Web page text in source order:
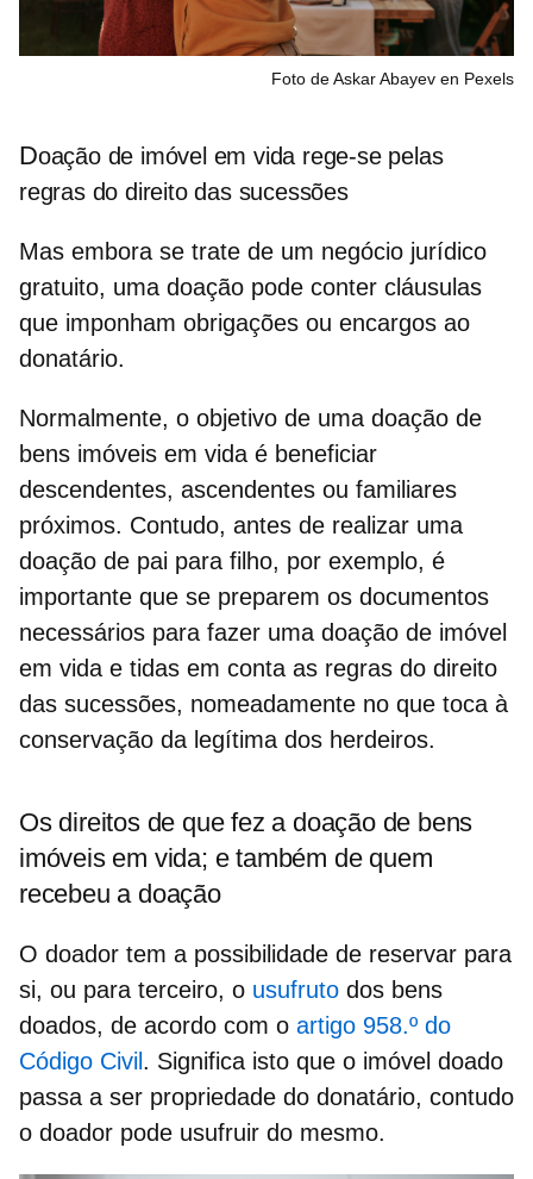
Foto de Askar Abayev en Pexels
Doação de imóvel em vida rege-se pelas
regras do direito das sucessões
Mas embora se trate de um negócio jurídico
gratuito, uma doação pode conter cláusulas
que imponham obrigações ou encargos ao
donatário.
Normalmente, o objetivo de uma doação de
bens imóveis em vida é beneficiar
descendentes, ascendentes ou familiares
próximos. Contudo, antes de realizar uma
doação de pai para filho, por exemplo, é
importante que se preparem os documentos
necessários para fazer uma doação de imóvel
em vida e tidas em conta as regras do direito
das sucessões, nomeadamente no que toca à
conservação da legítima dos herdeiros.
Os direitos de que fez a doação de bens
imóveis em vida; e também de quem
recebeu a doação
O doador tem a possibilidade de reservar para
si, ou para terceiro, o usufruto dos bens
doados, de acordo com o artigo 958.º do
Código Civil . Significa isto que o imóvel doado
passa a ser propriedade do donatário, contudo
o doador pode usufruir do mesmo.